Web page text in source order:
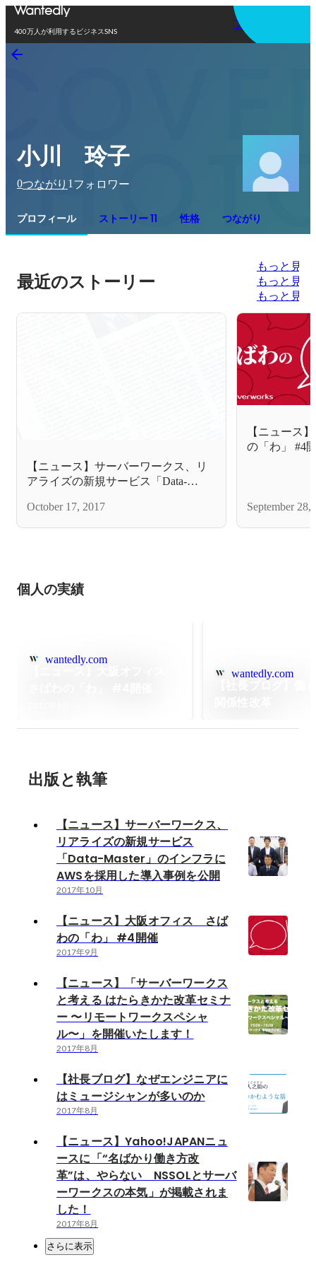
400万人が利用するビジネスSNS
アプリを使う
小川 玲子
0つながり 1 フォロワー
プロフィール ストーリー 11 性格 つながり
最近のストーリー
もっと見る
もっと見る
もっと見る
【ニュース】サーバーワークス、リ
アライズの新規サービス「Data-
た導入事例を公開
October 17, 2017
【ニュース
の「わ」 #4
September 28,
個人の実績
wantedly.com
wantedly.com
出版と執筆
【ニュース】サーバーワークス、
リアライズの新規サービス
「Data-Master」のインフラに
AWSを採用した導入事例を公開
2017年10月
【ニュース】大阪オフィス さば
わの「わ」 #4開催
2017年9月
【ニュース】「サーバーワークス
と考える はたらきかた改革セミナ
ー 〜リモートワークスペシャ
ル〜」を開催いたします！
2017年8月
【社長ブログ】なぜエンジニアに
はミュージシャンが多いのか
2017年8月
【ニュース】Yahoo!JAPANニュ
ースに「“名ばかり働き方改
革”は、やらない NSSOLとサーバ
ーワークスの本気」が掲載されま
した！
2017年8月
さらに表示